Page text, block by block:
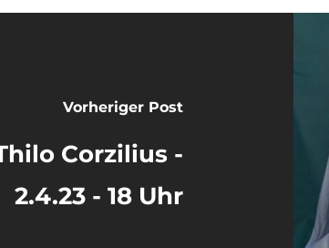
Vorheriger Post
Corzilius -
2.4.23 - 18 Uhr
© 2026